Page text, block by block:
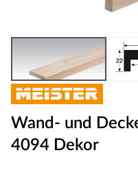
Wand- und
4094 Dekor